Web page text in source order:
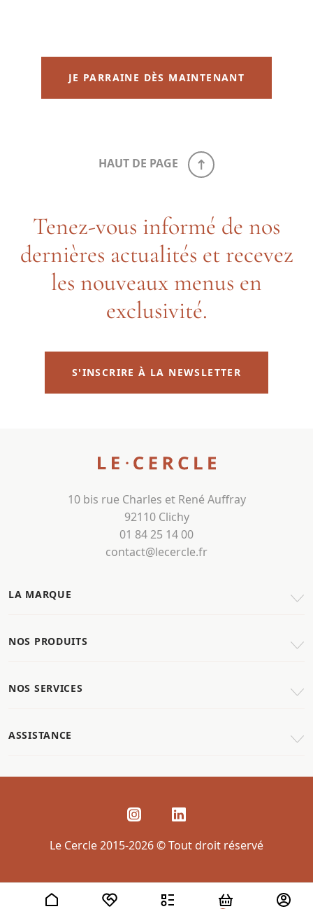
JE PARRAINE DÈS MAINTENANT
HAUT DE PAGE
Tenez-vous informé de nos
dernières actualités et recevez
les nouveaux menus en
exclusivité.
S'INSCRIRE À LA NEWSLETTER
10 bis rue Charles et René Auffray
92110 Clichy
01 84 25 14 00
contact@lecercle.fr
LA MARQUE
NOS PRODUITS
NOS SERVICES
ASSISTANCE
Le Cercle 2015-2026 © Tout droit réservé